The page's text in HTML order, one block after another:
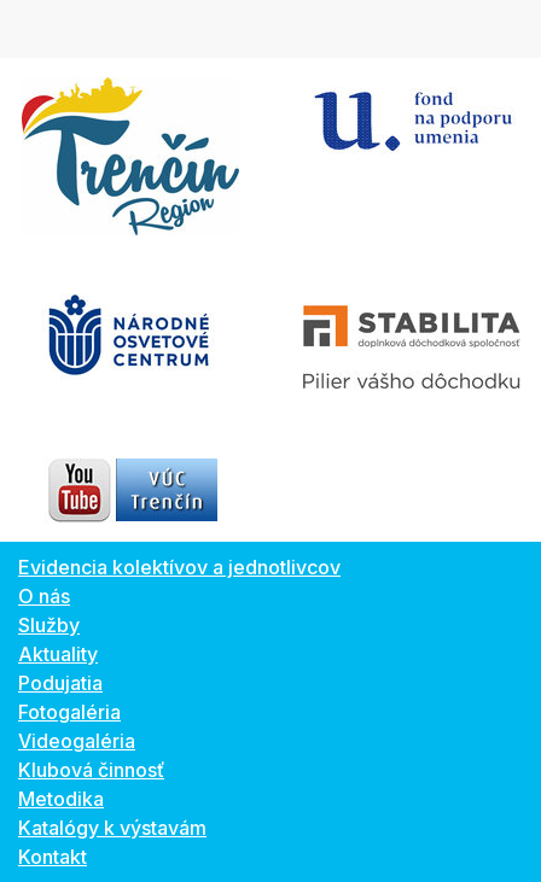
Evidencia kolektívov a jednotlivcov
O nás
Služby
Aktuality
Podujatia
Fotogaléria
Videogaléria
Klubová činnosť
Metodika
Katalógy k výstavám
Kontakt